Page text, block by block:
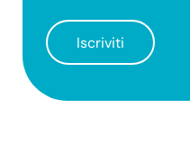
Iscriviti